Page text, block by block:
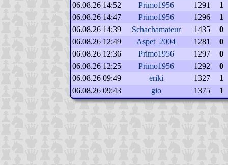
06.08.26 14:52
Primo1956 1291
1
06.08.26 14:47
Primo1956 1296
1
06.08.26 14:39
Schachamateur 1435
0
06.08.26 12:49
Aspet_2004 1281
0
06.08.26 12:36
Primo1956 1297
0
06.08.26 12:25
Primo1956 1292
0
06.08.26 09:49
eriki 1327
1
06.08.26 09:43
gio 1375 1